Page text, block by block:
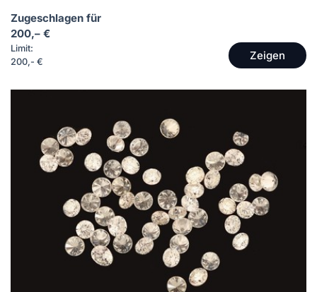
Zugeschlagen für
200,– €
Limit:
200,- €
Zeigen